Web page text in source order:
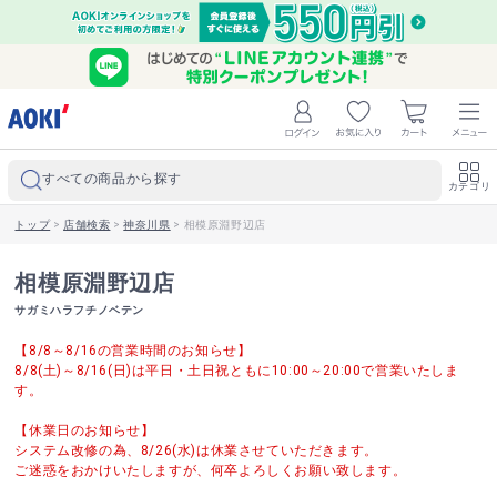
すべての商品から探す カテゴリ
トップ> 店舗検索 >神奈川県 > 相模原淵野辺店
相模原淵野辺店
サガミハラフチノベテン
【8/8～8/16の営業時間のお知らせ】
8/8(土)～8/16(日)は平日・土日祝ともに10:00～20:00で営業いたしま
す。
【休業日のお知らせ】
システム改修の為、8/26(水)は休業させていただきます。
ご迷惑をおかけいたしますが、何卒よろしくお願い致します。